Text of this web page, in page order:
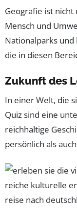
Geografie ist nicht
Mensch und
Nationalparks
die in diesen
Zukunft des
In einer Welt, die
Quiz sind eine
reichhaltige
persönlich als